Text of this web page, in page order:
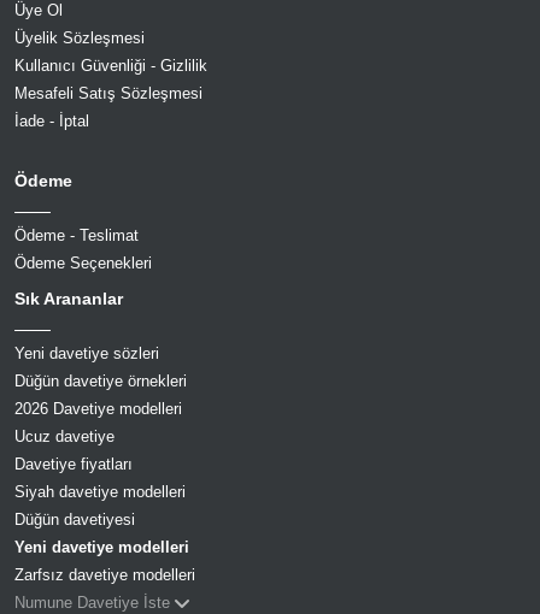
Üye Ol
Üyelik Sözleşmesi
Kullanıcı Güvenliği - Gizlilik
Mesafeli Satış Sözleşmesi
İade - İptal
Ödeme
Ödeme - Teslimat
Ödeme Seçenekleri
Sık Arananlar
Yeni davetiye sözleri
Düğün davetiye örnekleri
2026 Davetiye modelleri
Ucuz davetiye
Davetiye fiyatları
Siyah davetiye modelleri
Düğün davetiyesi
Yeni davetiye modelleri
Zarfsız davetiye modelleri
Numune Davetiye İste